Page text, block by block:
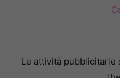
Le attività pubblicitarie